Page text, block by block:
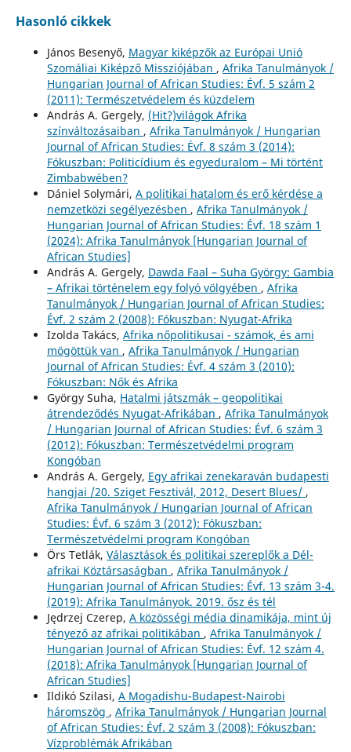
Hasonló cikkek
János Besenyő, Magyar kiképzők az Európai Unió
Szomáliai Kiképző Missziójában , Afrika Tanulmányok /
Hungarian Journal of African Studies: Évf. 5 szám 2
(2011): Természetvédelem és küzdelem
András A. Gergely, (Hit?)világok Afrika
színváltozásaiban , Afrika Tanulmányok / Hungarian
Journal of African Studies: Évf. 8 szám 3 (2014):
Fókuszban: Politicídium és egyeduralom – Mi történt
Zimbabwében?
Dániel Solymári, A politikai hatalom és erő kérdése a
nemzetközi segélyezésben , Afrika Tanulmányok /
Hungarian Journal of African Studies: Évf. 18 szám 1
(2024): Afrika Tanulmányok [Hungarian Journal of
African Studies]
András A. Gergely, Dawda Faal – Suha György: Gambia
– Afrikai történelem egy folyó völgyében , Afrika
Tanulmányok / Hungarian Journal of African Studies:
Évf. 2 szám 2 (2008): Fókuszban: Nyugat-Afrika
Izolda Takács, Afrika nőpolitikusai - számok, és ami
mögöttük van , Afrika Tanulmányok / Hungarian
Journal of African Studies: Évf. 4 szám 3 (2010):
Fókuszban: Nők és Afrika
György Suha, Hatalmi játszmák – geopolitikai
átrendeződés Nyugat-Afrikában , Afrika Tanulmányok
/ Hungarian Journal of African Studies: Évf. 6 szám 3
(2012): Fókuszban: Természetvédelmi program
Kongóban
András A. Gergely, Egy afrikai zenekaraván budapesti
hangjai /20. Sziget Fesztivál, 2012, Desert Blues/ ,
Afrika Tanulmányok / Hungarian Journal of African
Studies: Évf. 6 szám 3 (2012): Fókuszban:
Természetvédelmi program Kongóban
Örs Tetlák, Választások és politikai szereplők a Dél-
afrikai Köztársaságban , Afrika Tanulmányok /
Hungarian Journal of African Studies: Évf. 13 szám 3-4.
(2019): Afrika Tanulmányok. 2019. ősz és tél
Jędrzej Czerep, A közösségi média dinamikája, mint új
tényező az afrikai politikában , Afrika Tanulmányok /
Hungarian Journal of African Studies: Évf. 12 szám 4.
(2018): Afrika Tanulmányok [Hungarian Journal of
African Studies]
Ildikó Szilasi, A Mogadishu-Budapest-Nairobi
háromszög , Afrika Tanulmányok / Hungarian Journal
of African Studies: Évf. 2 szám 3 (2008): Fókuszban:
Vízproblémák Afrikában